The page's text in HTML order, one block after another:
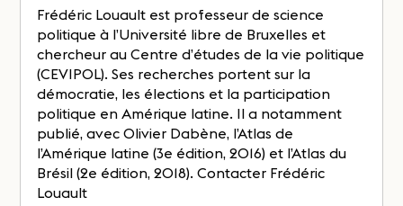
Frédéric Louault est professeur de science
politique à l’Université libre de Bruxelles et
chercheur au Centre d’études de la vie politique
(CEVIPOL). Ses recherches portent sur la
démocratie, les élections et la participation
politique en Amérique latine. Il a notamment
publié, avec Olivier Dabène, l’Atlas de
l’Amérique latine (3e édition, 2016) et l’Atlas du
Brésil (2e édition, 2018). Contacter Frédéric
Louault